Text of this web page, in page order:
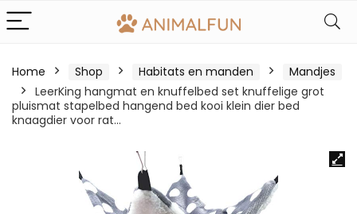
Home Shop Habitats en manden
Mandjes
LeerKing hangmat en knuffelbed set knuffelige grot
pluismat stapelbed hangend bed kooi klein dier bed
knaagdier voor rat…